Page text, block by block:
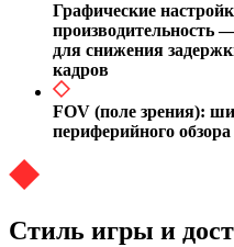
Графические
производительность
для снижения
кадров
FOV (поле зрения):
периферийного обзора
Стиль игры и